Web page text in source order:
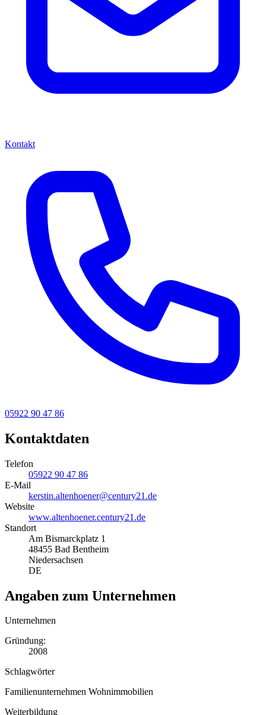
Kontakt
05922 90 47 86
Kontaktdaten
Telefon
05922 90 47 86
E-Mail
kerstin.altenhoener@century21.de
Website
www.altenhoener.century21.de
Standort
Am Bismarckplatz 1
48455 Bad Bentheim
Niedersachsen
DE
Angaben zum Unternehmen
Unternehmen
Gründung:
2008
Schlagwörter
Familienunternehmen Wohnimmobilien
Weiterbildung